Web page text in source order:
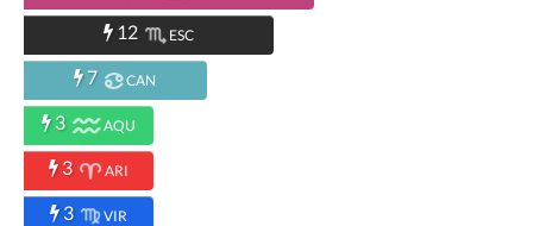
12 ESC
7 CAN
3 AQU
3 ARI
3 VIR